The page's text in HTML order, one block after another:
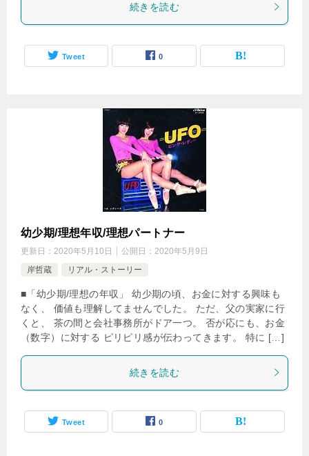
続きを読む
Tweet 0
幼少期/理想年収/理想パートナー
更新日： 2020年5月10日 公開日： 2020年5月9日
岸哲蔵
リアル・ストーリー
■「幼少期/理想の年収」 幼少期の頃、お金に対する興味も
なく、 価値も理解してませんでした。 ただ、父の実家に行
くと、 茶の間と会社事務所がドア一つ。 否が応にも、お金
（数字）に対する ピリピリ感が伝わってきます。 特に […]
続きを読む
Tweet 0